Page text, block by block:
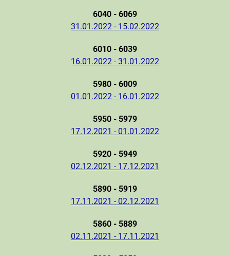
6040 - 6069
31.01.2022 - 15.02.2022
6010 - 6039
16.01.2022 - 31.01.2022
5980 - 6009
01.01.2022 - 16.01.2022
5950 - 5979
17.12.2021 - 01.01.2022
5920 - 5949
02.12.2021 - 17.12.2021
5890 - 5919
17.11.2021 - 02.12.2021
5860 - 5889
02.11.2021 - 17.11.2021